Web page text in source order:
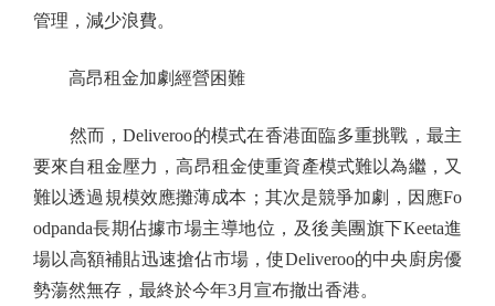
管理，減少浪費。
高昂租金加劇經營困難
然而，Deliveroo的模式在香港面臨多重挑戰，最主
要來自租金壓力，高昂租金使重資產模式難以為繼，又
難以透過規模效應攤薄成本；其次是競爭加劇，因應Fo
odpanda長期佔據市場主導地位，及後美團旗下Keeta進
場以高額補貼迅速搶佔市場，使Deliveroo的中央廚房優
勢蕩然無存，最終於今年3月宣布撤出香港。